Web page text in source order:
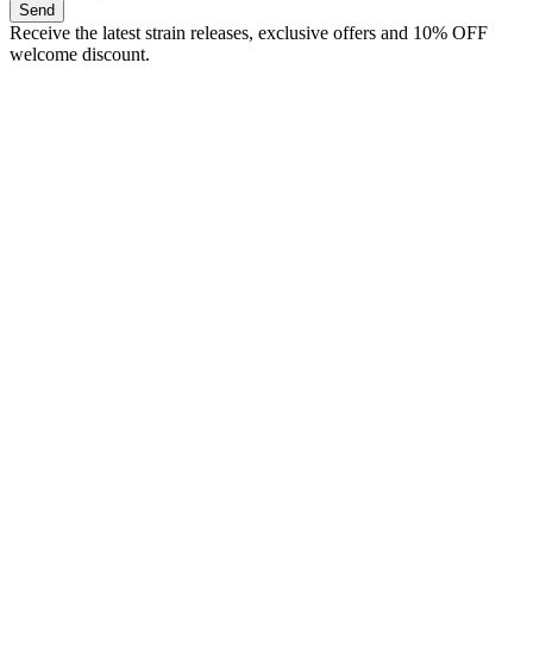
Send
Receive the latest strain releases, exclusive offers and 10% OFF
welcome discount.